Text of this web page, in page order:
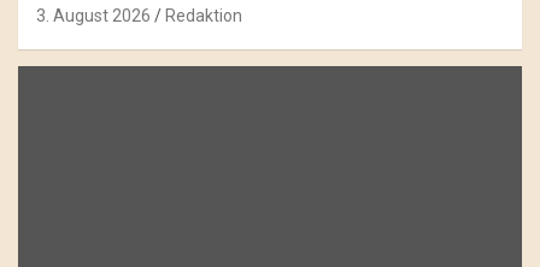
3. August 2026 Redaktion